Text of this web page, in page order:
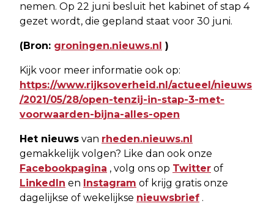
nemen. Op 22 juni besluit het kabinet of stap 4
gezet wordt, die gepland staat voor 30 juni.
(Bron: groningen.nieuws.nl )
Kijk voor meer informatie ook op:
https://www.rijksoverheid.nl/actueel/nieuws
/2021/05/28/open-tenzij-in-stap-3-met-
voorwaarden-bijna-alles-open
Het nieuws van rheden.nieuws.nl
gemakkelijk volgen? Like dan ook onze
Facebookpagina , volg ons op Twitter of
LinkedIn en Instagram of krijg gratis onze
dagelijkse of wekelijkse nieuwsbrief .